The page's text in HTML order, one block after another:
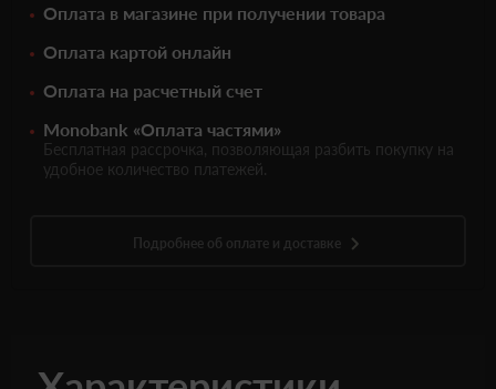
Оплата в магазине при получении товара
Оплата картой онлайн
Оплата на расчетный счет
Monobank «Оплата частями»
Бесплатная рассрочка, позволяющая разбить покупку на
удобное количество платежей.
Подробнее об оплате и доставке